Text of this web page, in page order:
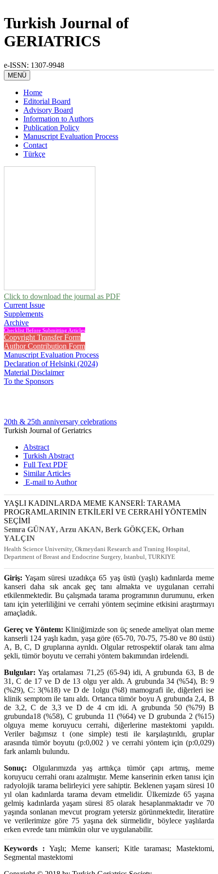
Turkish Journal of
GERIATRICS
e-ISSN: 1307-9948
MENÜ
Home
Editorial Board
Advisory Board
Information to Authors
Publication Policy
Manuscript Evaluation Process
Contact
Türkçe
Click to download the journal as PDF
Current Issue
Supplements
Archive
Checklist Before Submitting Articles
Copyright Transfer Form
Author Contribution Form
Manuscript Evaluation Process
Declaration of Helsinki (2024)
Material Disclaimer
To the Sponsors
20th & 25th anniversary celebrations
Turkish Journal of Geriatrics
Abstract
Turkish Abstract
Full Text PDF
Similar Articles
E-mail to Author
YAŞLI KADINLARDA MEME KANSERİ: TARAMA
PROGRAMLARININ ETKİLERİ VE CERRAHİ YÖNTEMİN
SEÇİMİ
Semra GÜNAY, Arzu AKAN, Berk GÖKÇEK, Orhan
YALÇIN
Health Science University, Okmeydani Research and Traning Hospital,
Department of Breast and Endocrine Surgery, Istanbul, TURKIYE
Giriş: Yaşam süresi uzadıkça 65 yaş üstü (yaşlı) kadınlarda meme
kanseri daha sık ancak geç tanı almakta ve uygulanan cerrahi
etkilenmektedir. Bu çalışmada tarama programının durumunu, erken
tanı için yeterliliğini ve cerrahi yöntem seçimine etkisini araştırmayı
amaçladık.
Gereç ve Yöntem: Kliniğimizde son üç senede ameliyat olan meme
kanserli 124 yaşlı kadın, yaşa göre (65-70, 70-75, 75-80 ve 80 üstü)
A, B, C, D gruplarına ayrıldı. Olgular retrospektif olarak tanı alma
şekli, tümör boyutu ve cerrahi yöntem bakımından irdelendi.
Bulgular: Yaş ortalaması 71,25 (65-94) idi, A grubunda 63, B de
31, C de 17 ve D de 13 olgu yer aldı. A grubunda 34 (%54), B: 9
(%29), C: 3(%18) ve D de 1olgu (%8) mamografi ile, diğerleri ise
klinik semptom ile tanı aldı. Ortanca tümör boyu A grubunda 2,4, B
de 3,2, C de 3,3 ve D de 4 cm idi. A grubunda 50 (%79) B
grubunda18 (%58), C grubunda 11 (%64) ve D grubunda 2 (%15)
olguya meme koruyucu cerrahi, diğerlerine mastektomi yapıldı.
Veriler bağımsız t (one simple) testi ile karşılaştırıldı, gruplar
arasında tümör boyutu (p:0,002 ) ve cerrahi yöntem için (p:0,029)
fark anlamlı bulundu.
Sonuç: Olgularımızda yaş arttıkça tümör çapı artmış, meme
koruyucu cerrahi oranı azalmıştır. Meme kanserinin erken tanısı için
radyolojik tarama belirleyici yere sahiptir. Beklenen yaşam süresi 10
yıl olan kadınlarda tarama devam etmelidir. Ülkemizde 65 yaşına
gelmiş kadınlarda yaşam süresi 85 olarak hesaplanmaktadır ve 70
yaşında sonlanan mevcut program yetersiz görünmektedir, literatüre
ve verilerimize göre 75 yaşına dek sürmelidir¸ böylece yaşlılarda
erken evrede tanı mümkün olur ve uygulanabilir.
Keywords : Yaşlı; Meme kanseri; Kitle taraması; Mastektomi,
Segmental mastektomi